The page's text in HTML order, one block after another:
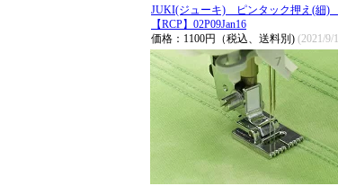
JUKI(ジューキ) ピンタック押え(
【RCP】02P09Jan16
価格：1100円（税込、送料別) (2021/9/